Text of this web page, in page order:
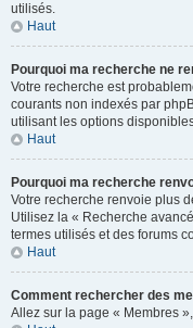
utilisés.
Haut
Pourquoi ma recherche ne
Votre recherche est
courants non indexés par
utilisant les options
Haut
Pourquoi ma recherche
Votre recherche renvoie plus
Utilisez la « Recherche
termes utilisés et des forums
Haut
Comment rechercher des
Allez sur la page « Membres